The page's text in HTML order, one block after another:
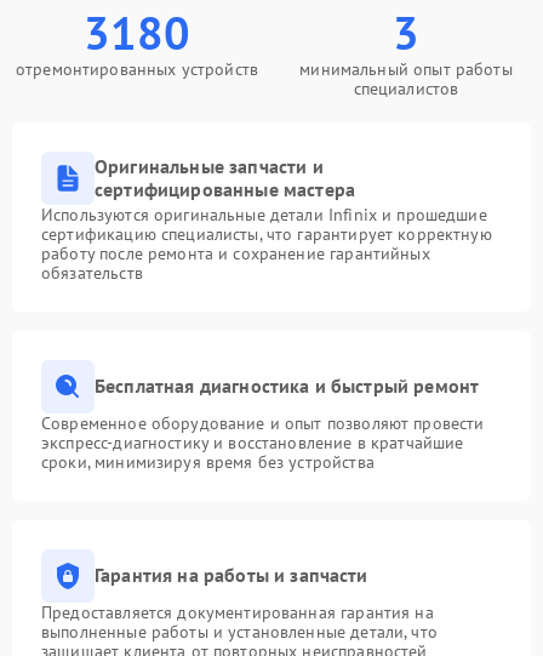
3180
отремонтированных устройств
3
минимальный опыт работы
специалистов
Оригинальные запчасти и
сертифицированные мастера
Используются оригинальные детали Infinix и прошедшие
сертификацию специалисты, что гарантирует корректную
работу после ремонта и сохранение гарантийных
обязательств
Бесплатная диагностика и быстрый ремонт
Современное оборудование и опыт позволяют провести
экспресс-диагностику и восстановление в кратчайшие
сроки, минимизируя время без устройства
Гарантия на работы и запчасти
Предоставляется документированная гарантия на
выполненные работы и установленные детали, что
защищает клиента от повторных неисправностей